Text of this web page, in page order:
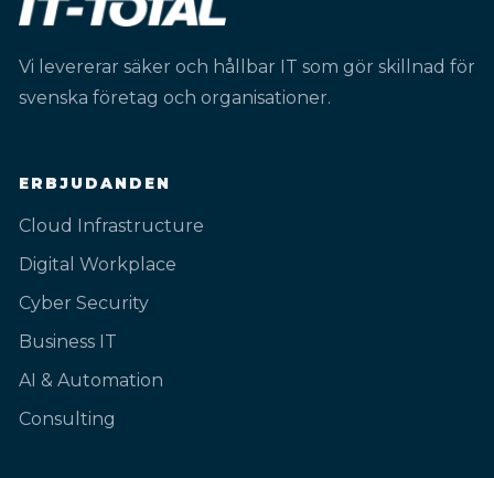
Vi levererar säker och hållbar IT som gör skillnad för
svenska företag och organisationer.
ERBJUDANDEN
Cloud Infrastructure
Digital Workplace
Cyber Security
Business IT
AI & Automation
Consulting